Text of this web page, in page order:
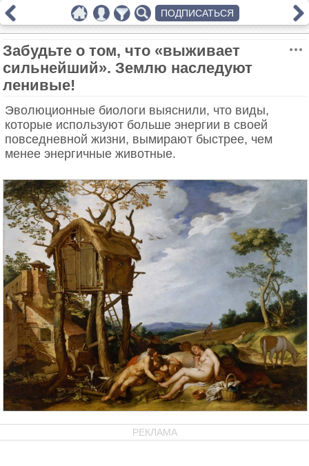
Забудьте о том, что «выживает
сильнейший». Землю наследуют
ленивые!
Эволюционные биологи выяснили, что виды,
которые используют больше энергии в своей
повседневной жизни, вымирают быстрее, чем
менее энергичные животные.
РЕКЛАМА
ПОДПИСАТЬСЯ